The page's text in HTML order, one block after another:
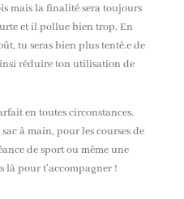
mais la finalité sera toujours
et il pollue bien trop. En
tu seras bien plustenté.ede
réduire ton utilisation de
en toutes circonstances.
à main, pour les courses de
de sport ou même une
là pour t’accompagner !